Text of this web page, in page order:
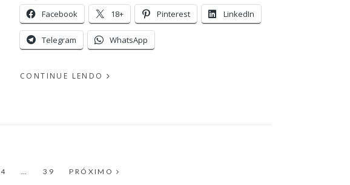
Facebook 18+ Pinterest LinkedIn
Telegram WhatsApp
CONTINUE LENDO
PÁGINA
4 … PÁGINA
39 PRÓXIMO